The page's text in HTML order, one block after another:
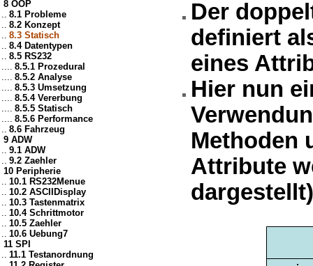
8 OOP
.. 8.1 Probleme
.. 8.2 Konzept
.. 8.3 Statisch
.. 8.4 Datentypen
.. 8.5 RS232
.... 8.5.1 Prozedural
.... 8.5.2 Analyse
.... 8.5.3 Umsetzung
.... 8.5.4 Vererbung
.... 8.5.5 Statisch
.... 8.5.6 Performance
.. 8.6 Fahrzeug
9 ADW
.. 9.1 ADW
.. 9.2 Zaehler
10 Peripherie
.. 10.1 RS232Menue
.. 10.2 ASCIIDisplay
.. 10.3 Tastenmatrix
.. 10.4 Schrittmotor
.. 10.5 Zaehler
.. 10.6 Uebung7
11 SPI
.. 11.1 Testanordnung
Der
definiert
eines
Hier nun
Methoden
Attribute